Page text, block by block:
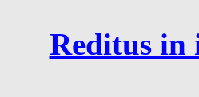
Reditus in